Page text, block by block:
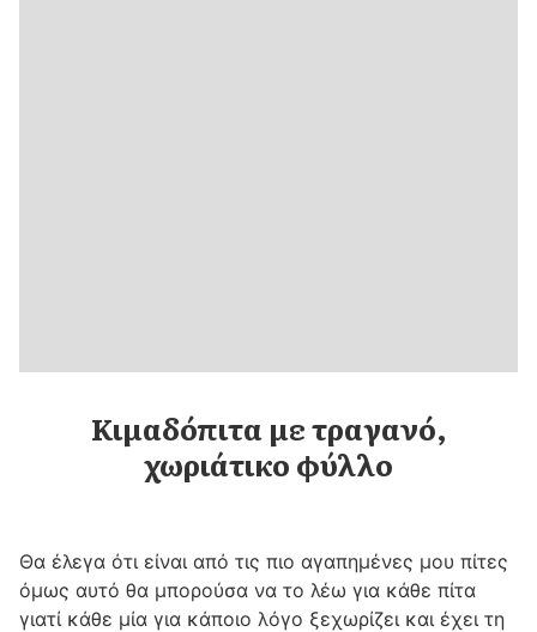
Κιμαδόπιτα με τραγανό,
χωριάτικο φύλλο
Θα έλεγα ότι είναι από τις πιο αγαπημένες μου πίτες
όμως αυτό θα μπορούσα να το λέω για κάθε πίτα
γιατί κάθε μία για κάποιο λόγο ξεχωρίζει και έχει τη